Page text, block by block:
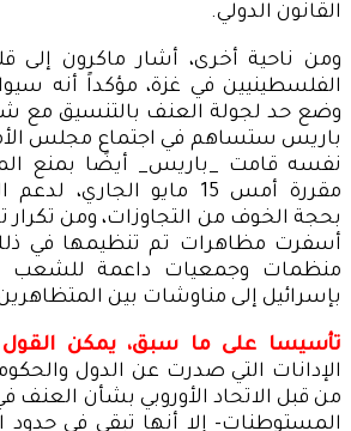
القانون الدولي.
ومن ناحية أخرى، أشار ماكرون إلى
الفلسطينيين في غزة، مؤكداً أنه
وضع حد لجولة العنف بالتنسيق مع
باريس ستساهم في اجتماع مجلس
نفسه قامت _باريس_ أيضًا بمنع
مقررة أمس 15 مايو
أسفرت مظاهرات تم تنظيمها في
منظمات وجمعيات داعمة للشعب
بإسرائيل إلى مناوشات بين
تأسيسا على ما سبق، يمكن القول
الإدانات التي صدرت عن الدول
من قبل الاتحاد الأوروبي بشأن
المستوطنات- إلا أنها تبقى في